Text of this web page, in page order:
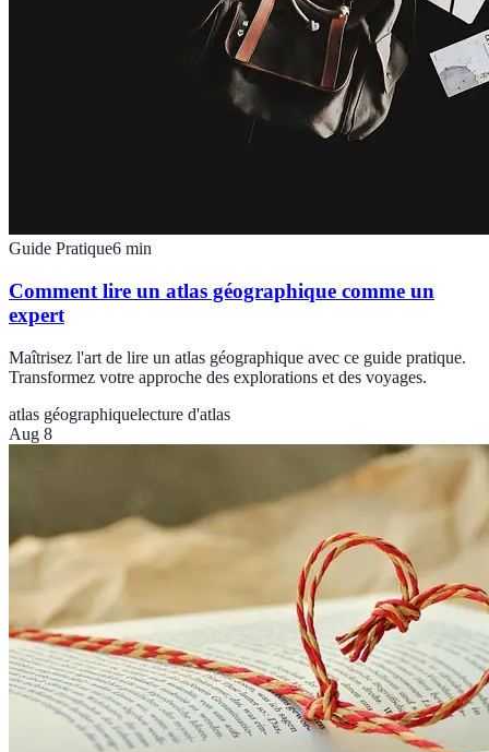
Guide Pratique6 min
Comment lire un atlas géographique comme un
expert
Maîtrisez l'art de lire un atlas géographique avec ce guide pratique.
Transformez votre approche des explorations et des voyages.
atlas géographiquelecture d'atlas
Aug 8